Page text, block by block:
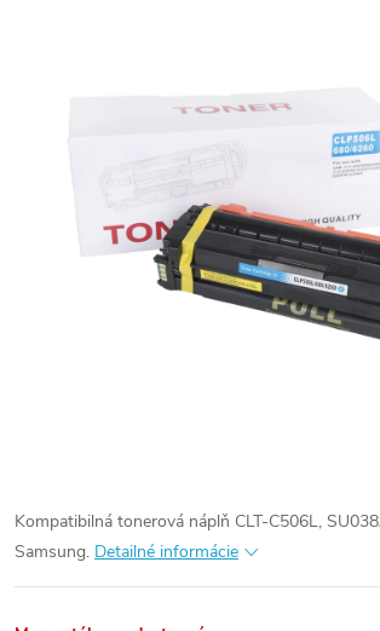
Kompatibilná tonerová náplň CLT-C506L,
Samsung. Detailné informácie